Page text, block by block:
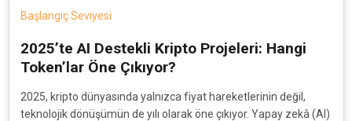
Başlangıç Seviyesi
2025’te AI Destekli Kripto Projeleri: Hangi
Token’lar Öne Çıkıyor?
2025, kripto dünyasında yalnızca fiyat hareketlerinin değil,
teknolojik dönüşümün de yılı olarak öne çıkıyor. Yapay zekâ (AI)